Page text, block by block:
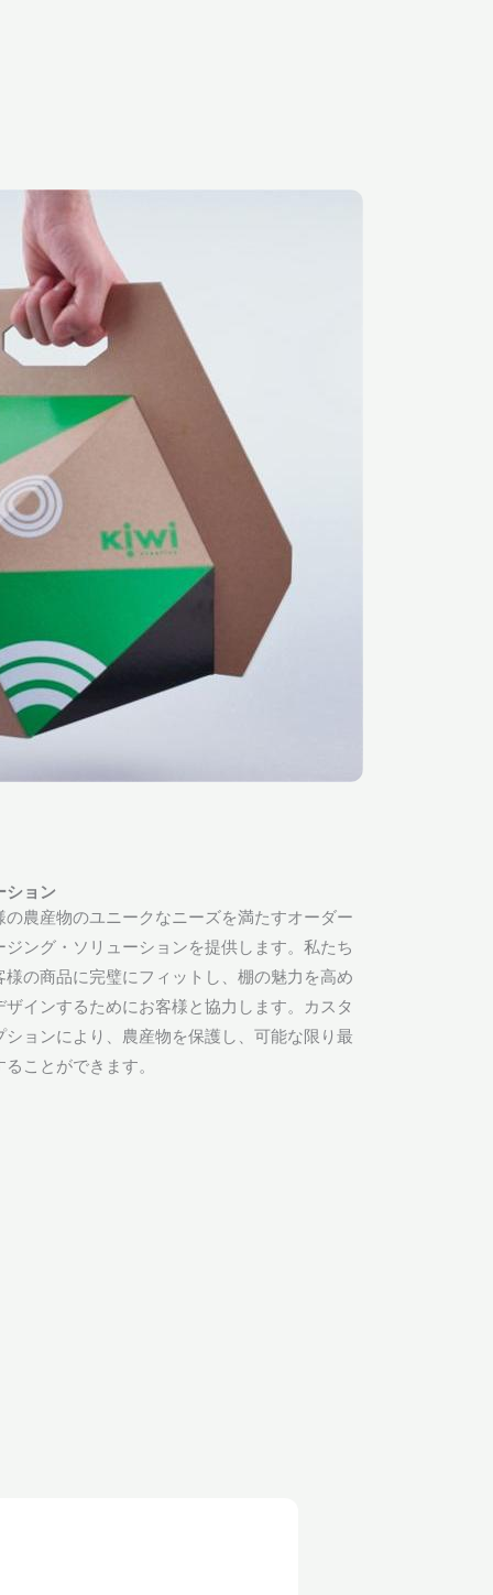
ション
農産物のユニークなニーズを満たすオーダー
ジング・ソリューションを提供します。私たち
の商品に完璧にフィットし、棚の魅力を高め
ザインするためにお客様と協力します。カスタ
ションにより、農産物を保護し、可能な限り最
ことができます。